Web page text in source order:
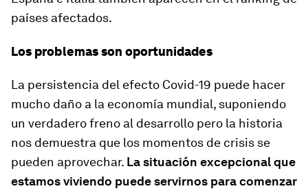
países afectados.
Los problemas son oportunidades
La persistencia del efecto Covid-19 puede hacer
mucho daño a la economía mundial, suponiendo
un verdadero freno al desarrollo pero la historia
nos demuestra que los momentos de crisis se
pueden aprovechar. La situación excepcional que
estamos viviendo puede servirnos para comenzar